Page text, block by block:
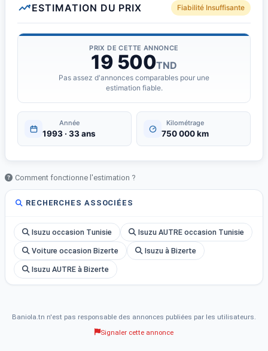
ESTIMATION DU PRIX Fiabilité Insuffisante
PRIX DE CETTE ANNONCE
19 500TND
Pas assez d'annonces comparables pour une
estimation fiable.
Année
1993 · 33 ans
Kilométrage
750 000 km
Comment fonctionne l'estimation ?
RECHERCHES ASSOCIÉES
Isuzu occasion Tunisie Isuzu AUTRE occasion Tunisie
Voiture occasion Bizerte Isuzu à Bizerte
Isuzu AUTRE à Bizerte
Baniola.tn n'est pas responsable des annonces publiées par les utilisateurs.
Signaler cette annonce